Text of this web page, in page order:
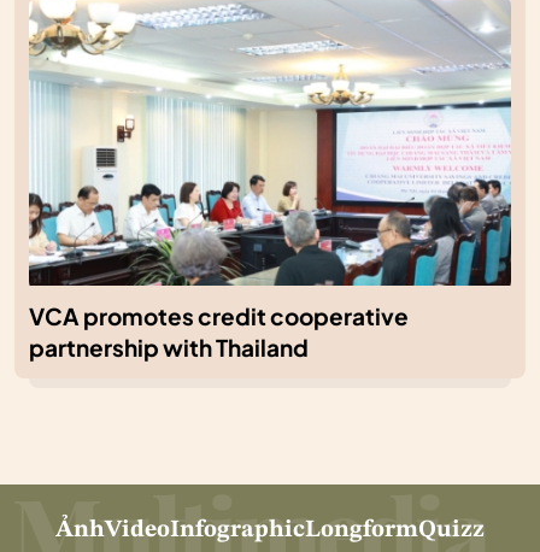
VCA promotes credit cooperative
partnership with Thailand
ẢnhVideoInfographicLongformQuizz